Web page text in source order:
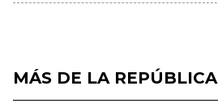
MÁS DE LA REPÚBLICA